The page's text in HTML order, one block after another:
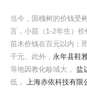
当今，国槐树的价钱受
言，小苗（1-2年生）
苗木价钱在百元以内；
千元。此外， 永年县鞋
等地因教化畛域大， 盐
低，
上海赤依科技有限